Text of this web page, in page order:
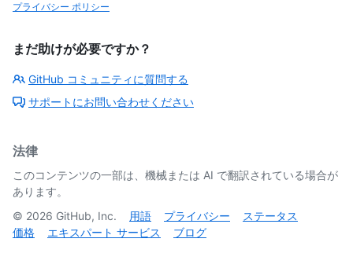
プライバシー ポリシー
まだ助けが必要ですか？
GitHub コミュニティに質問する
サポートにお問い合わせください
法律
このコンテンツの一部は、機械または AI で翻訳されている場合が
あります。
© 2026 GitHub, Inc. 用語 プライバシー
ステータス
価格
エキスパート サービス ブログ